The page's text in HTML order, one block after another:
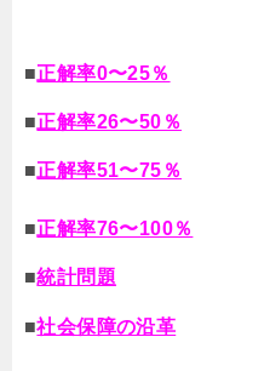
■正解率0〜25％
■正解率26〜50％
■正解率51〜75％
■正解率76〜100％
■統計問題
■社会保障の沿革